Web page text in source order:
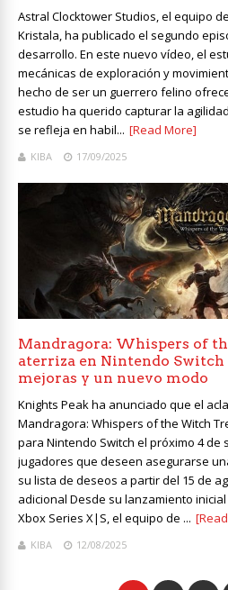
Astral Clocktower Studios, el equipo
Kristala, ha publicado el segundo
desarrollo. En este nuevo vídeo, el
mecánicas de exploración y
hecho de ser un guerrero felino
estudio ha querido capturar la
se refleja en habil... [Read More]
KIBA 17/09/2025
Mandragora: Whispers of
aterriza en Nintendo Switch
mejoras y un nuevo modo
Knights Peak ha anunciado que el
Mandragora: Whispers of the Witch
para Nintendo Switch el próximo 4 de
jugadores que deseen asegurarse
su lista de deseos a partir del 15 de
adicional Desde su lanzamiento
Xbox Series X|S, el equipo de ...
KIBA 12/08/2025